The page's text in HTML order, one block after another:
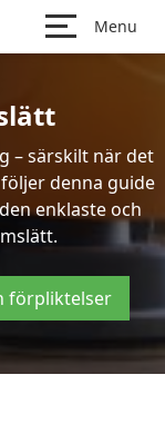
Menu
– särskilt när det
denna guide
enklaste och
förpliktelser